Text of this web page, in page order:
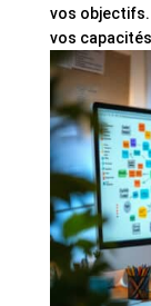
vos
vos